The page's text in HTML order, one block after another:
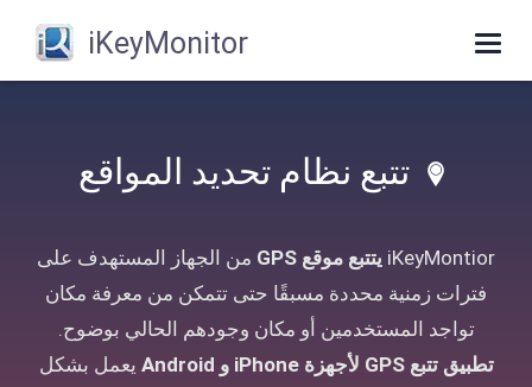
Toggle
navigation
iKeyMonitor
تتبع نظام تحديد المواقع
iKeyMontior يتتبع موقع GPS
من الجهاز المستهدف على
فترات زمنية محددة مسبقًا حتى تتمكن من معرفة مكان
تواجد المستخدمين أو مكان وجودهم الحالي بوضوح.
تطبيق تتبع GPS لأجهزة iPhone و Android
يعمل بشكل